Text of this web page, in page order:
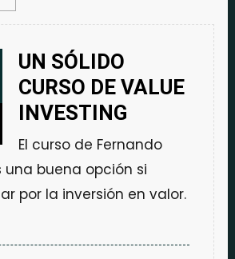
UN SÓLIDO
CURSO DE VALUE
INVESTING
El curso de Fernando
una buena opción si
por la inversión en valor.